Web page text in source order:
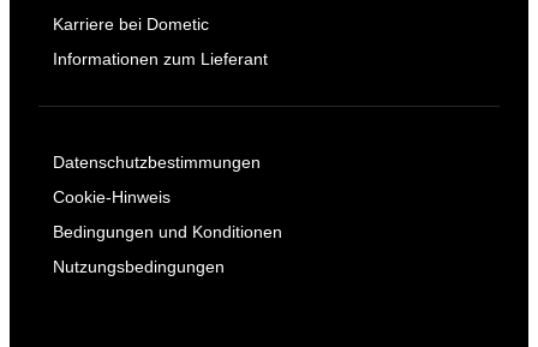
Karriere bei Dometic
Informationen zum Lieferant
Datenschutzbestimmungen
Cookie-Hinweis
Bedingungen und Konditionen
Nutzungsbedingungen